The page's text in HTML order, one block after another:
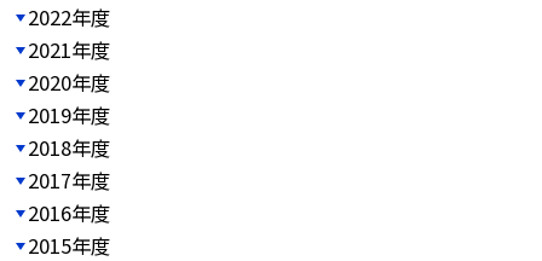
2022年度
2021年度
2020年度
2019年度
2018年度
2017年度
2016年度
2015年度